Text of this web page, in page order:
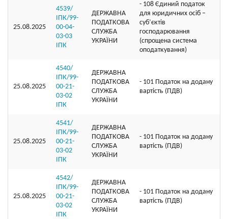
25.08.2025
4539/
ІПК/99-
00-04-
03-03
ІПК
ДЕРЖАВНА
ПОДАТКОВА
СЛУЖБА
УКРАЇНИ
- 108 Єдиний податок
для юридичних осіб –
суб’єктів
господарювання
(спрощена система
оподаткування)
25.08.2025
4540/
ІПК/99-
00-21-
03-02
ІПК
ДЕРЖАВНА
ПОДАТКОВА
СЛУЖБА
УКРАЇНИ
- 101 Податок на додану
вартість (ПДВ)
25.08.2025
4541/
ІПК/99-
00-21-
03-02
ІПК
ДЕРЖАВНА
ПОДАТКОВА
СЛУЖБА
УКРАЇНИ
- 101 Податок на додану
вартість (ПДВ)
25.08.2025
4542/
ІПК/99-
00-21-
03-02
ІПК
ДЕРЖАВНА
ПОДАТКОВА
СЛУЖБА
УКРАЇНИ
- 101 Податок на додану
вартість (ПДВ)